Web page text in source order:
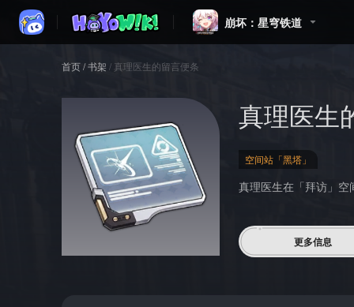
崩坏：星穹铁道
首页/书架 / 真理医生的留言便条
真理医生
空间站「黑塔」
真理医生在「拜访」
更多信息